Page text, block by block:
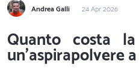
Andrea Galli 24 Apr 2026
Quanto costa
un'aspirapolvere